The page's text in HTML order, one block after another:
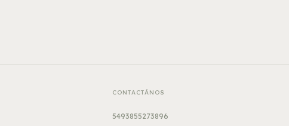
CONTACTÁNOS
5493855273896